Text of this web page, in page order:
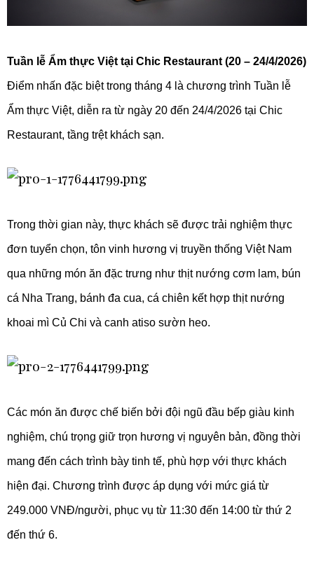
Tuần lễ Ẩm thực Việt tại Chic Restaurant (20 – 24/4/2026)
Điểm nhấn đặc biệt trong tháng 4 là chương trình Tuần lễ
Ẩm thực Việt, diễn ra từ ngày 20 đến 24/4/2026 tại Chic
Restaurant, tầng trệt khách sạn.
Trong thời gian này, thực khách sẽ được trải nghiệm thực
đơn tuyển chọn, tôn vinh hương vị truyền thống Việt Nam
qua những món ăn đặc trưng như thịt nướng cơm lam, bún
cá Nha Trang, bánh đa cua, cá chiên kết hợp thịt nướng
khoai mì Củ Chi và canh atiso sườn heo.
Các món ăn được chế biến bởi đội ngũ đầu bếp giàu kinh
nghiệm, chú trọng giữ trọn hương vị nguyên bản, đồng thời
mang đến cách trình bày tinh tế, phù hợp với thực khách
hiện đại. Chương trình được áp dụng với mức giá từ
249.000 VNĐ/người, phục vụ từ 11:30 đến 14:00 từ thứ 2
đến thứ 6.